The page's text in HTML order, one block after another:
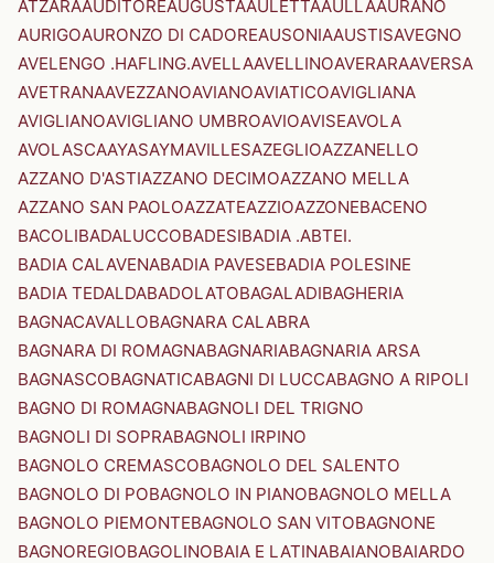
ATZARAAUDITOREAUGUSTAAULETTAAULLAAURANO
AURIGOAURONZO DI CADOREAUSONIAAUSTISAVEGNO
AVELENGO .HAFLING.AVELLAAVELLINOAVERARAAVERSA
AVETRANAAVEZZANOAVIANOAVIATICOAVIGLIANA
AVIGLIANOAVIGLIANO UMBROAVIOAVISEAVOLA
AVOLASCAAYASAYMAVILLESAZEGLIOAZZANELLO
AZZANO D'ASTIAZZANO DECIMOAZZANO MELLA
AZZANO SAN PAOLOAZZATEAZZIOAZZONEBACENO
BACOLIBADALUCCOBADESIBADIA .ABTEI.
BADIA CALAVENABADIA PAVESEBADIA POLESINE
BADIA TEDALDABADOLATOBAGALADIBAGHERIA
BAGNACAVALLOBAGNARA CALABRA
BAGNARA DI ROMAGNABAGNARIABAGNARIA ARSA
BAGNASCOBAGNATICABAGNI DI LUCCABAGNO A RIPOLI
BAGNO DI ROMAGNABAGNOLI DEL TRIGNO
BAGNOLI DI SOPRABAGNOLI IRPINO
BAGNOLO CREMASCOBAGNOLO DEL SALENTO
BAGNOLO DI POBAGNOLO IN PIANOBAGNOLO MELLA
BAGNOLO PIEMONTEBAGNOLO SAN VITOBAGNONE
BAGNOREGIOBAGOLINOBAIA E LATINABAIANOBAIARDO